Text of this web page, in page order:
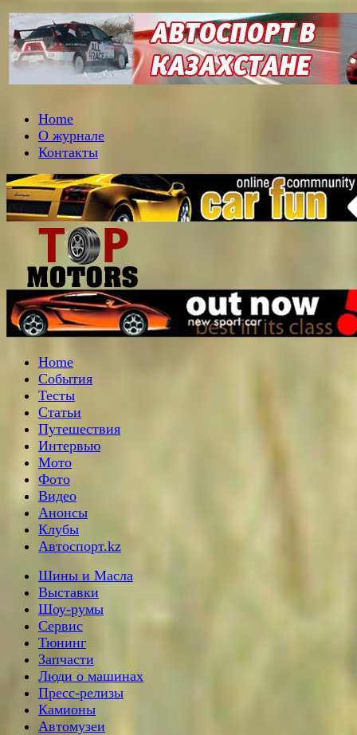
Home
О журнале
Контакты
Home
События
Тесты
Статьи
Путешествия
Интервью
Мото
Фото
Видео
Анонсы
Клубы
Автоспорт.kz
Шины и Масла
Выставки
Шоу-румы
Сервис
Тюнинг
Запчасти
Люди о машинах
Пресс-релизы
Камионы
Автомузеи